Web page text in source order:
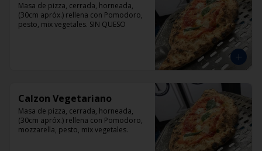
Masa de pizza, cerrada, horneada,
(30cm apróx.) rellena con Pomodoro,
pesto, mix vegetales. SIN QUESO
Calzon Vegetariano
Masa de pizza, cerrada, horneada,
(30cm apróx.) rellena con Pomodoro,
mozzarella, pesto, mix vegetales.